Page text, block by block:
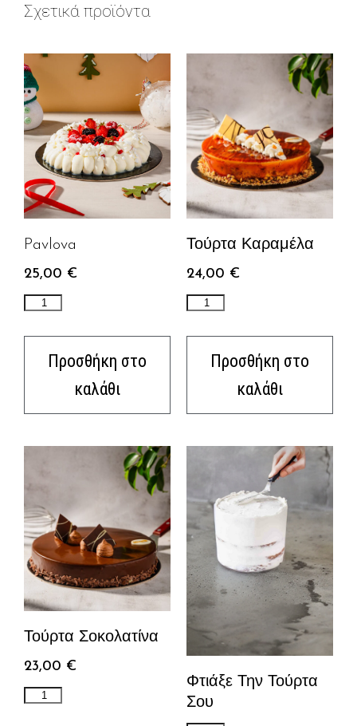
Σχετικά προϊόντα
Pavlova
25,00 €
Προσθήκη στο
καλάθι
Τούρτα Καραμέλα
24,00 €
Προσθήκη στο
καλάθι
Τούρτα Σοκολατίνα
23,00 €
Φτιάξε Την Τούρτα
Σου